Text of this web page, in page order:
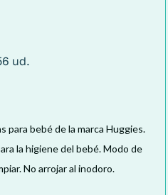
ud.
para bebé de la marca Huggies.
la higiene del bebé. Modo de
No arrojar al inodoro.